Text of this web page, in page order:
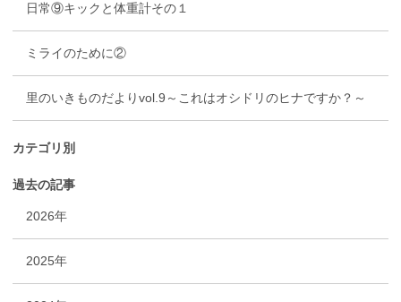
日常⑨キックと体重計その１
ミライのために②
里のいきものだよりvol.9～これはオシドリのヒナですか？～
カテゴリ別
過去の記事
2026年
2025年